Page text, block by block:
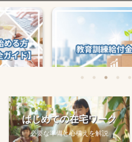
る方法
教育訓練給付金で
方法【主
はじめての在宅ワーク
必要な準備と心構えを解説